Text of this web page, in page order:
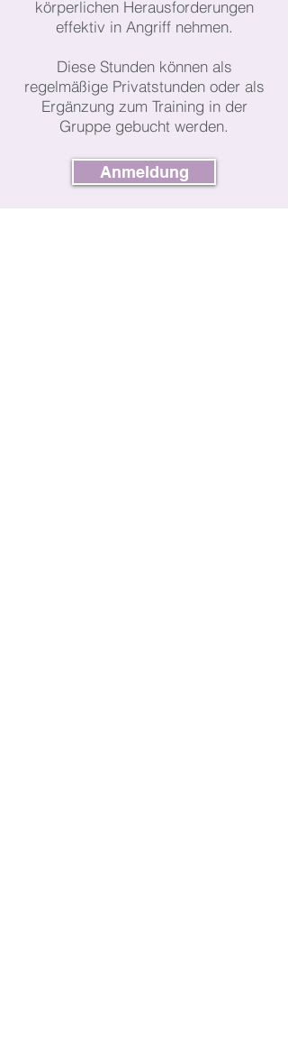
körperlichen Herausforderungen
effektiv in Angriff nehmen.
Diese Stunden können als
regelmäßige Privatstunden oder als
Ergänzung zum Training in der
Gruppe gebucht werden.
Anmeldung